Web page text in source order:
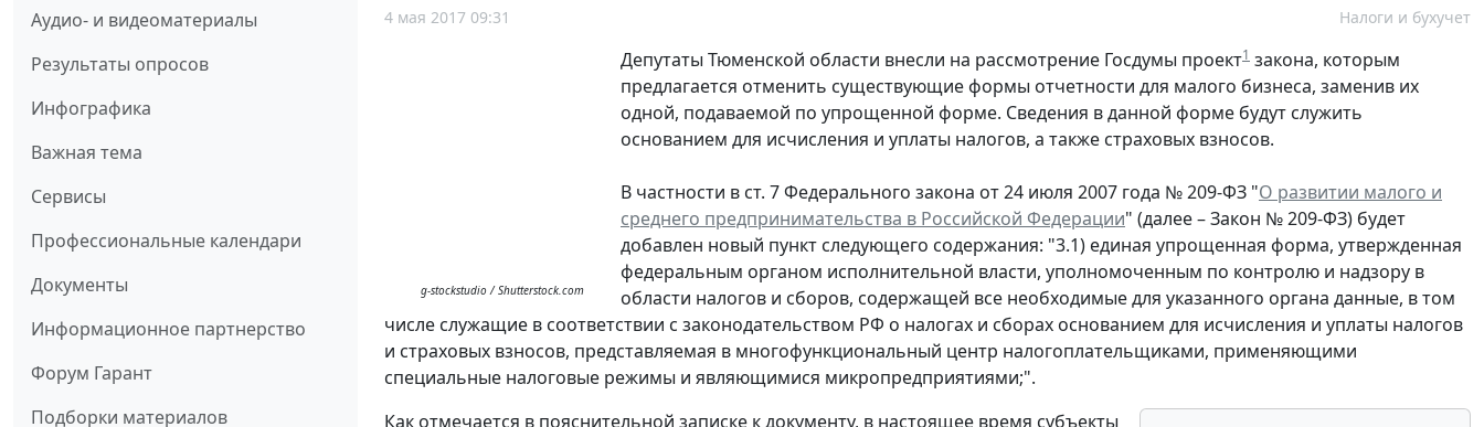
Аудио- и видеоматериалы
Результаты опросов
Инфографика
Важная тема
Сервисы
Профессиональные календари
Документы
Информационное партнерство
Форум Гарант
Подборки материалов
4 мая 2017 09:31 Налоги и бухучет
g-stockstudio / Shutterstock.com
Депутаты Тюменской области внесли на рассмотрение Госдумы проект1 закона, которым
предлагается отменить существующие формы отчетности для малого бизнеса, заменив их
одной, подаваемой по упрощенной форме. Сведения в данной форме будут служить
основанием для исчисления и уплаты налогов, а также страховых взносов.
В частности в ст. 7 Федерального закона от 24 июля 2007 года № 209-ФЗ "О развитии малого и
среднего предпринимательства в Российской Федерации" (далее – Закон № 209-ФЗ) будет
добавлен новый пункт следующего содержания: "3.1) единая упрощенная форма, утвержденная
федеральным органом исполнительной власти, уполномоченным по контролю и надзору в
области налогов и сборов, содержащей все необходимые для указанного органа данные, в том
числе служащие в соответствии с законодательством РФ о налогах и сборах основанием для исчисления и уплаты налогов
и страховых взносов, представляемая в многофункциональный центр налогоплательщиками, применяющими
специальные налоговые режимы и являющимися микропредприятиями;".
Как отмечается в пояснительной записке к документу, в настоящее время субъекты